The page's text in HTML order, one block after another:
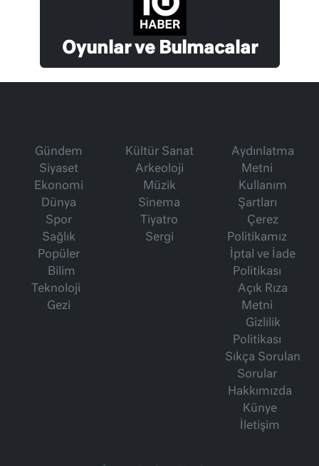
Oyunlar ve Bulmacalar
Gündem
Siyaset
Ekonomi
Dünya
Spor
Sağlık
Popüler
Bilim
Teknoloji
Gezi
Kültür Sanat
Arkeoloji
Müzik
Sinema
Tiyatro
Sergi
Aydınlatma
Metni
Kullanım
Şartları
Çerez
Politikamız
İptal ve İade
Politikası
Açık Rıza
Metni
Gizlilik
Politikası
Sıkça Sorulan
Sorular
Hakkımızda
Künye
İletişim